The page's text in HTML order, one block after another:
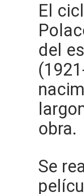
El
del
obra.
Se